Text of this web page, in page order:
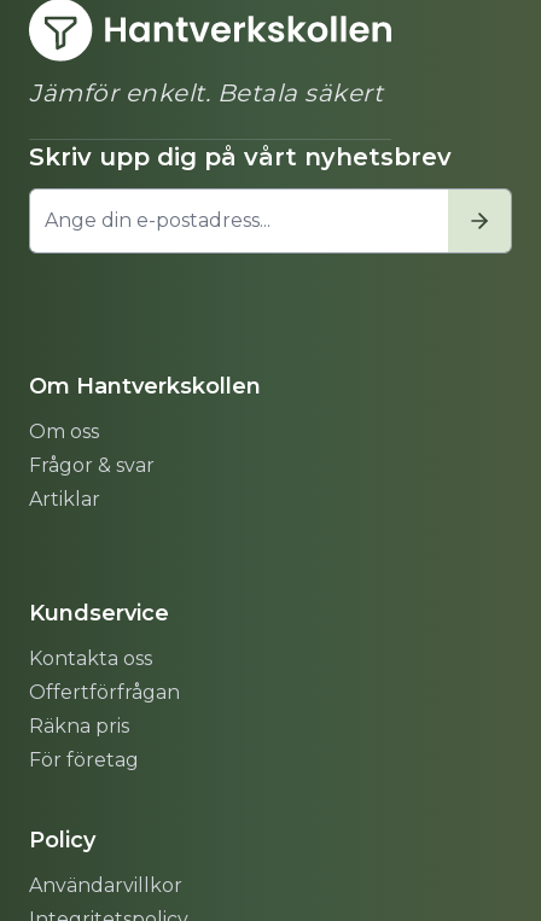
Jämför enkelt. Betala säkert
Skriv upp dig på vårt nyhetsbrev
Om Hantverkskollen
Om oss
Frågor & svar
Artiklar
Kundservice
Kontakta oss
Offertförfrågan
Räkna pris
För företag
Policy
Användarvillkor